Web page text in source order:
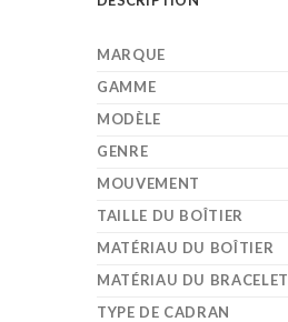
MARQUE
GAMME
MODÈLE
GENRE
MOUVEMENT
TAILLE DU BOÎTIER
MATÉRIAU DU BOÎTIER
MATÉRIAU DU BRACELET
TYPE DE CADRAN